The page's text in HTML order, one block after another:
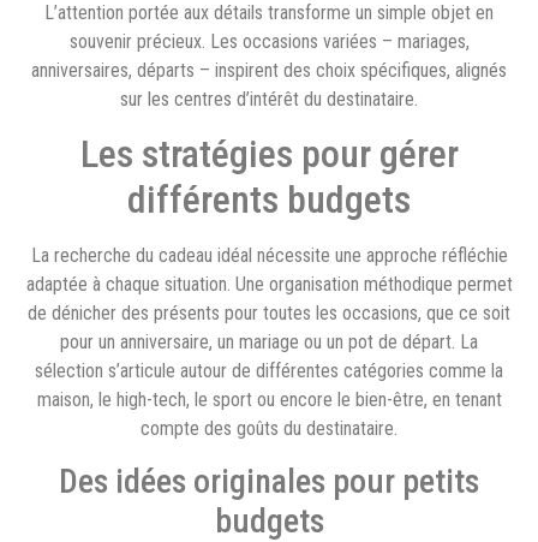
L’attention portée aux détails transforme un simple objet en
souvenir précieux. Les occasions variées – mariages,
anniversaires, départs – inspirent des choix spécifiques, alignés
sur les centres d’intérêt du destinataire.
Les stratégies pour gérer
différents budgets
La recherche du cadeau idéal nécessite une approche réfléchie
adaptée à chaque situation. Une organisation méthodique permet
de dénicher des présents pour toutes les occasions, que ce soit
pour un anniversaire, un mariage ou un pot de départ. La
sélection s’articule autour de différentes catégories comme la
maison, le high-tech, le sport ou encore le bien-être, en tenant
compte des goûts du destinataire.
Des idées originales pour petits
budgets